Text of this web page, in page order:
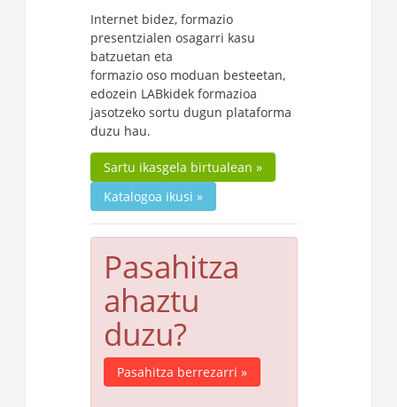
Internet bidez, formazio
presentzialen osagarri kasu
batzuetan eta
formazio oso moduan besteetan,
edozein LABkidek formazioa
jasotzeko sortu dugun plataforma
duzu hau.
Sartu ikasgela birtualean »
Katalogoa ikusi »
Pasahitza
ahaztu
duzu?
Pasahitza berrezarri »